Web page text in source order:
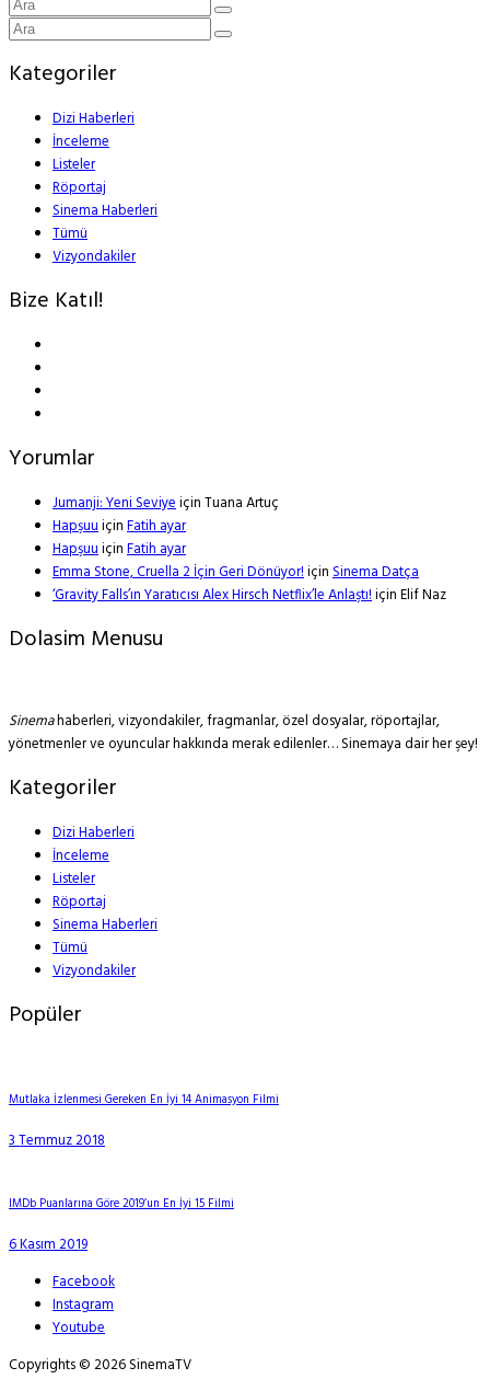
Kategoriler
Dizi Haberleri
İnceleme
Listeler
Röportaj
Sinema Haberleri
Tümü
Vizyondakiler
Bize Katıl!
Yorumlar
Jumanji: Yeni SeviyeiçinTuana Artuç
HapşuuiçinFatih ayar
HapşuuiçinFatih ayar
Emma Stone, Cruella 2 İçin Geri Dönüyor!içinSinema Datça
‘Gravity Falls’ın Yaratıcısı Alex Hirsch Netflix’le Anlaştı!içinElif Naz
Dolasim Menusu
Sinemahaberleri, vizyondakiler, fragmanlar, özel dosyalar, röportajlar,
yönetmenler ve oyuncular hakkında merak edilenler… Sinemaya dair her şey!
Kategoriler
Dizi Haberleri
İnceleme
Listeler
Röportaj
Sinema Haberleri
Tümü
Vizyondakiler
Popüler
Mutlaka İzlenmesi Gereken En İyi 14 Animasyon Filmi
3 Temmuz 2018
IMDb Puanlarına Göre 2019’un En İyi 15 Filmi
6 Kasım 2019
Facebook
Instagram
Youtube
Copyrights © 2026 SinemaTV